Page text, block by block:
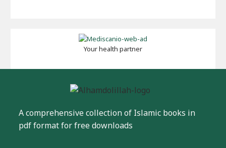
Your health partner
A comprehensive collection of Islamic books in
pdf format for free downloads